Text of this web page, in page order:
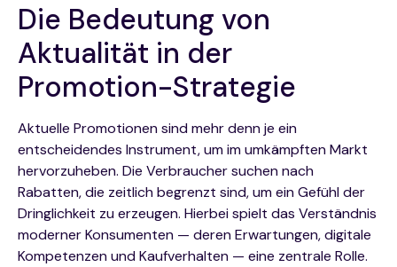
Die Bedeutung von
Aktualität in der
Promotion-Strategie
Aktuelle Promotionen sind mehr denn je ein
entscheidendes Instrument, um im umkämpften Markt
hervorzuheben. Die Verbraucher suchen nach
Rabatten, die zeitlich begrenzt sind, um ein Gefühl der
Dringlichkeit zu erzeugen. Hierbei spielt das Verständnis
moderner Konsumenten — deren Erwartungen, digitale
Kompetenzen und Kaufverhalten — eine zentrale Rolle.